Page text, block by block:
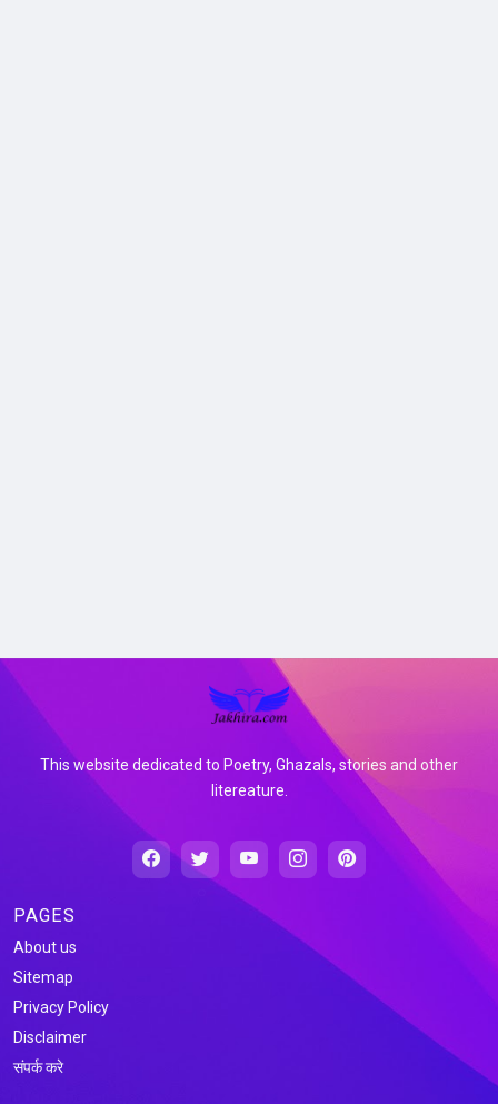
This website dedicated to Poetry, Ghazals, stories and other
litereature.
PAGES
About us
Sitemap
Privacy Policy
Disclaimer
संपर्क करे